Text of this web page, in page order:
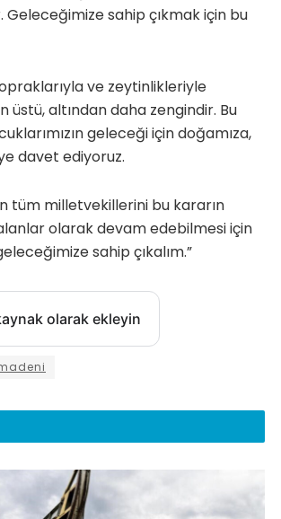
sahip çıkmak için bu
ve zeytinlikleriyle
üstü, altından daha zengindir. Bu
geleceği için doğamıza,
davet ediyoruz.
tüm milletvekillerini bu kararın
olarak devam edebilmesi için
sahip çıkalım.”
olarak ekleyin